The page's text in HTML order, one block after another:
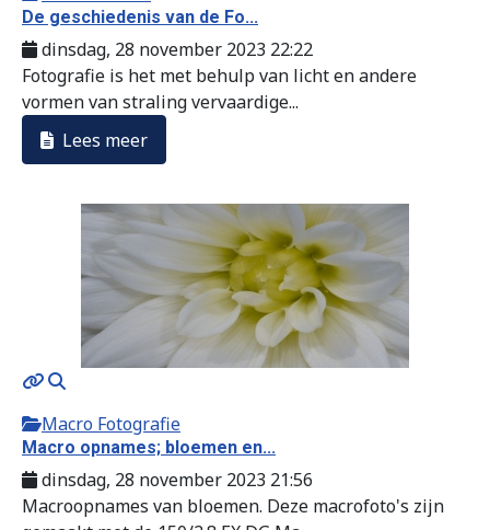
De geschiedenis van de Fo...
dinsdag, 28 november 2023 22:22
Fotografie is het met behulp van licht en andere
vormen van straling vervaardige...
Lees meer
Macro Fotografie
Macro opnames; bloemen en...
dinsdag, 28 november 2023 21:56
Macroopnames van bloemen. Deze macrofoto's zijn